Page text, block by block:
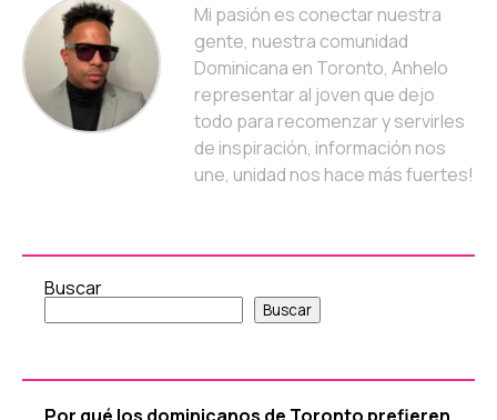
Mi pasión es conectar nuestra
gente, nuestra comunidad
Dominicana en Toronto, Anhelo
representar al joven que dejo
todo para recomenzar y servirles
de inspiración, información nos
une, unidad nos hace más fuertes!
Buscar
Buscar